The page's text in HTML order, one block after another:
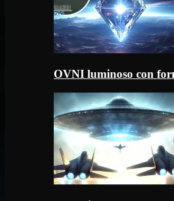
OVNI luminoso con